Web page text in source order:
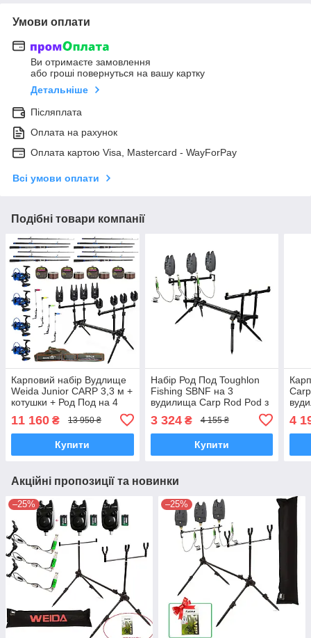
Умови оплати
Ви отримаєте замовлення
або гроші повернуться на вашу картку
Детальніше
Післяплата
Оплата на рахунок
Оплата картою Visa, Mastercard - WayForPay
Всі умови оплати
Подібні товари компанії
Карповий набір Вудлище
Weida Junior CARP 3,3 м +
котушки + Род Под на 4
Сигналізатори
11 160 ₴ 13 950 ₴
Купити
Набір Род Под Toughlon
Fishing SBNF на 3
вудилища Carp Rod Pod з
B112B та свінгерами
3 324₴ 4 155 ₴
Купити
4
Акційні пропозиції та новинки
–25% –25%